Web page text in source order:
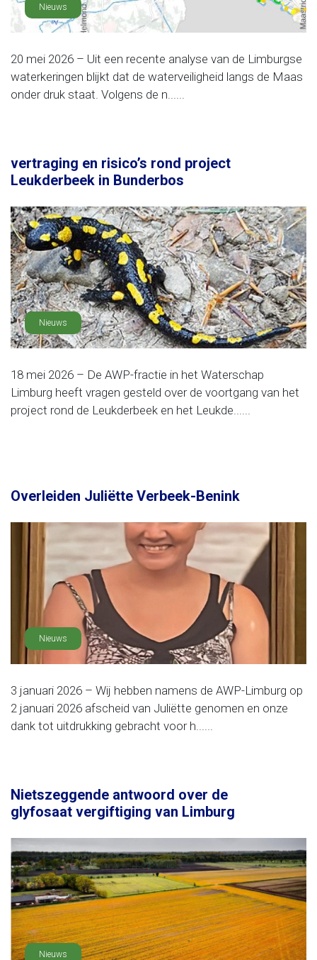
Nieuws
20 mei 2026 – Uit een recente analyse van de Limburgse
waterkeringen blijkt dat de waterveiligheid langs de Maas
onder druk staat. Volgens de n......
vertraging en risico’s rond project
Leukderbeek in Bunderbos
Nieuws
18 mei 2026 – De AWP-fractie in het Waterschap
Limburg heeft vragen gesteld over de voortgang van het
project rond de Leukderbeek en het Leukde......
Overleiden Juliëtte Verbeek-Benink
Nieuws
3 januari 2026 – Wij hebben namens de AWP-Limburg op
2 januari 2026 afscheid van Juliëtte genomen en onze
dank tot uitdrukking gebracht voor h......
Nietszeggende antwoord over de
glyfosaat vergiftiging van Limburg
Nieuws